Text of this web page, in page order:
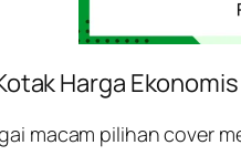
Harga Ekonomis
macam pilihan cover